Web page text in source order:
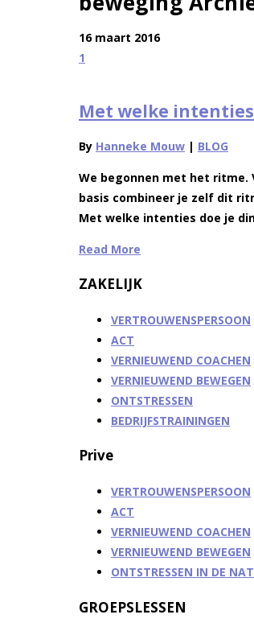
16 maart 2016
1
Met welke
By Hanneke Mouw | BLOG
We begonnen met het ritme.
basis combineer je zelf dit
Met welke intenties doe je
Read More
ZAKELIJK
VERTROUWENSPERSOON
ACT
VERNIEUWEND COACHEN
VERNIEUWEND BEWEGEN
ONTSTRESSEN
BEDRIJFSTRAININGEN
Prive
VERTROUWENSPERSOON
ACT
VERNIEUWEND COACHEN
VERNIEUWEND BEWEGEN
ONTSTRESSEN IN DE
GROEPSLESSEN